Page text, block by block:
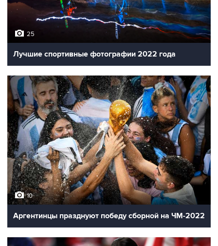
25
Лучшие спортивные фотографии 2022 года
10
Аргентинцы празднуют победу сборной на ЧМ-2022